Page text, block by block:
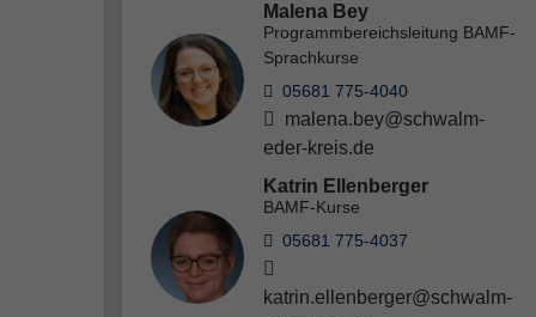
Malena Bey
Programmbereichsleitung BAMF-
Sprachkurse
05681 775-4040
malena.bey@schwalm-
eder-kreis.de
Katrin Ellenberger
BAMF-Kurse
05681 775-4037
katrin.ellenberger@schwalm-